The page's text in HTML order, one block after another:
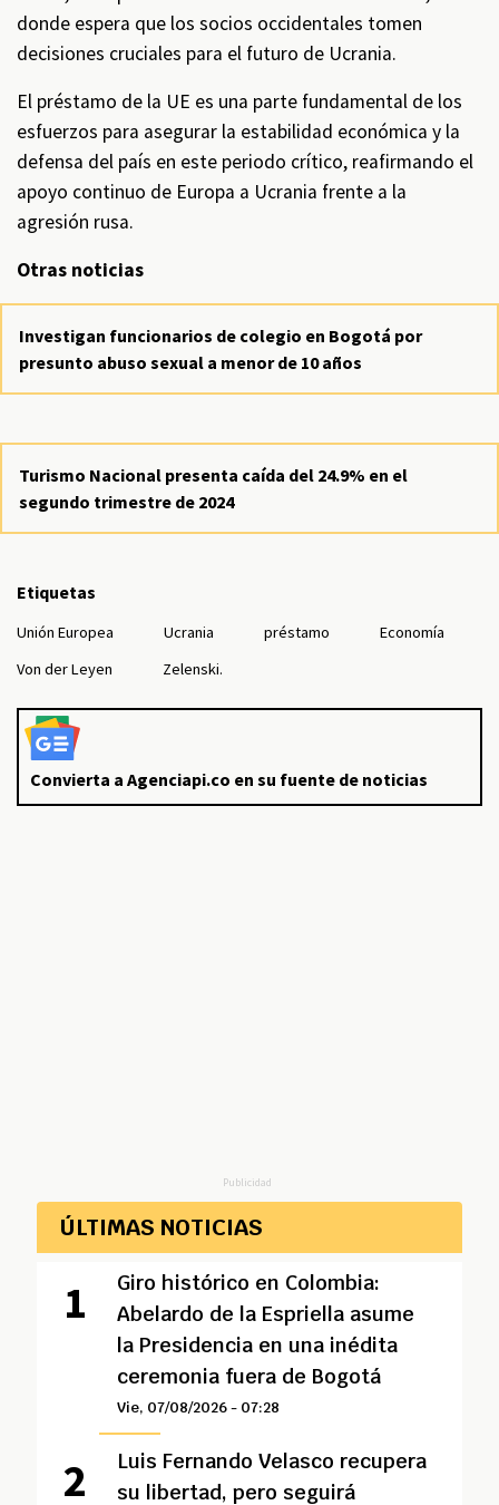
donde espera que los socios occidentales tomen
decisiones cruciales para el futuro de Ucrania.
El préstamo de la UE es una parte fundamental de los
esfuerzos para asegurar la estabilidad económica y la
defensa del país en este periodo crítico, reafirmando el
apoyo continuo de Europa a Ucrania frente a la
agresión rusa.
Otras noticias
Investigan funcionarios de colegio en Bogotá por
presunto abuso sexual a menor de 10 años
Turismo Nacional presenta caída del 24.9% en el
segundo trimestre de 2024
Etiquetas
Unión Europea Ucrania préstamo
Economía
Von der Leyen
Zelenski.
Convierta a Agenciapi.co en su fuente de noticias
Publicidad
ÚLTIMAS NOTICIAS
Giro histórico en Colombia:
Abelardo de la Espriella asume
la Presidencia en una inédita
ceremonia fuera de Bogotá
Vie, 07/08/2026 - 07:28
Luis Fernando Velasco recupera
su libertad, pero seguirá